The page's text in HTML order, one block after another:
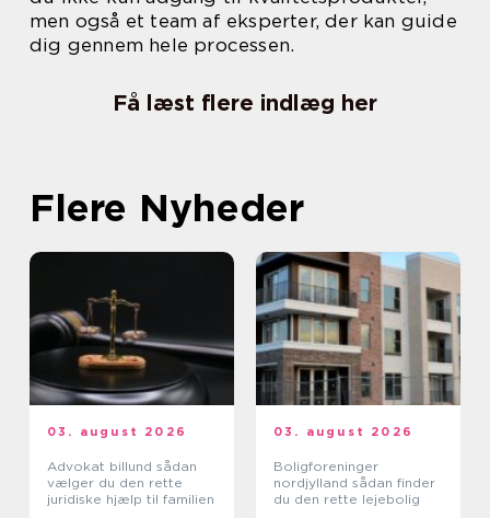
men også et team af eksperter, der kan guide
dig gennem hele processen.
Få læst flere indlæg her
Flere Nyheder
03. august 2026
Advokat billund sådan
vælger du den rette
juridiske hjælp til familien
03. august 2026
Boligforeninger
nordjylland sådan finder
du den rette lejebolig